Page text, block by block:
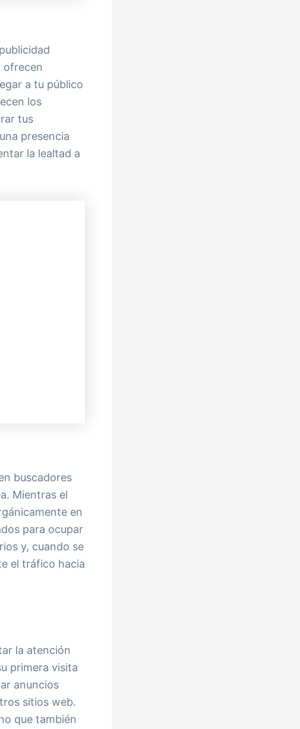
ofrecen
a tu público
los
tus
presencia
la lealtad a
buscadores
Mientras el
en
para ocupar
y, cuando se
el tráfico hacia
la atención
primera visita
anuncios
sitios web.
que también